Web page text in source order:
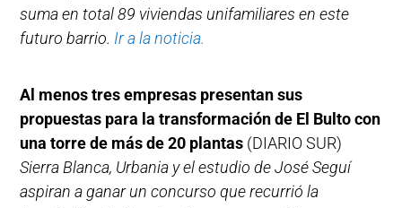
suma en total 89 viviendas unifamiliares en este
futuro barrio. Ir a la noticia.
Al menos tres empresas presentan sus
propuestas para la transformación de El Bulto con
una torre de más de 20 plantas (DIARIO SUR)
Sierra Blanca, Urbania y el estudio de José Seguí
aspiran a ganar un concurso que recurrió la